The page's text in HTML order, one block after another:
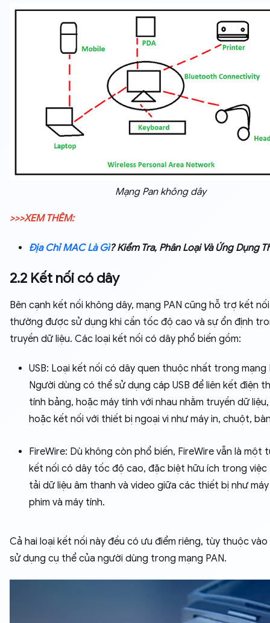
Mạng Pan không dây
>>>XEM THÊM:
Địa Chỉ MAC Là Gì? Kiểm Tra, Phân Loại Và Ứng Dụng
2.2 Kết nối có dây
Bên cạnh kết nối không dây, mạng PAN cũng hỗ trợ kết
thường được sử dụng khi cần tốc độ cao và sự ổn định
truyền dữ liệu. Các loại kết nối có dây phổ biến gồm:
USB: Loại kết nối có dây quen thuộc nhất trong mạng
Người dùng có thể sử dụng cáp USB để liên kết điện
tính bảng, hoặc máy tính với nhau nhằm truyền dữ
hoặc kết nối với thiết bị ngoại vi như máy in, chuột,
FireWire: Dù không còn phổ biến, FireWire vẫn là một
kết nối có dây tốc độ cao, đặc biệt hữu ích trong việc
tải dữ liệu âm thanh và video giữa các thiết bị như
phim và máy tính.
Cả hai loại kết nối này đều có ưu điểm riêng, tùy thuộc vào
sử dụng cụ thể của người dùng trong mạng PAN.